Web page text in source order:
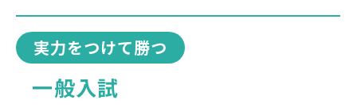
実力をつけて勝つ
一般入試